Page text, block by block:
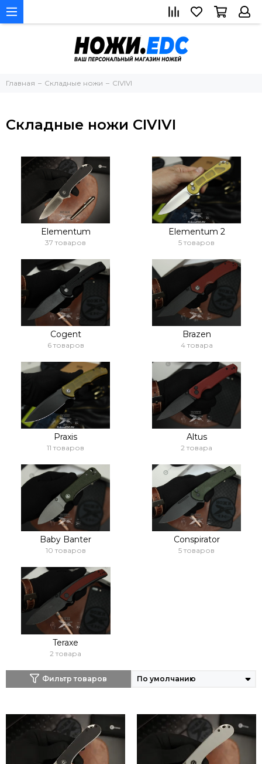
Главная Складные ножи CIVIVI
Складные ножи CIVIVI
Elementum
37 товаров
Elementum 2
5 товаров
Cogent
6 товаров
Brazen
4 товара
Praxis
11 товаров
Altus
2 товара
Baby Banter
10 товаров
Conspirator
5 товаров
Teraxe
2 товара
Фильтр товаров